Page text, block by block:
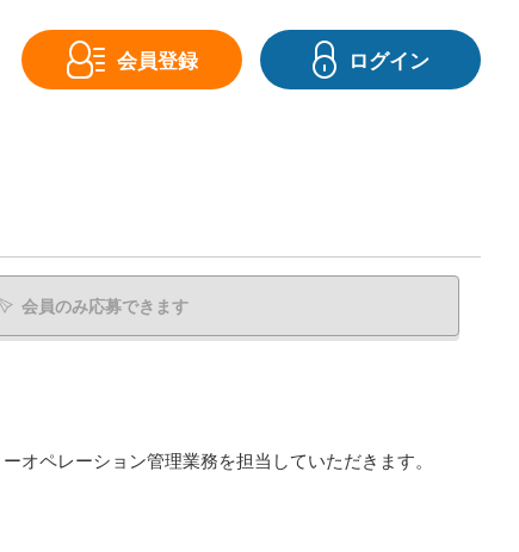
会員登録 ログイン
会員のみ応募できます
オペレーション管理業務を担当していただきます。